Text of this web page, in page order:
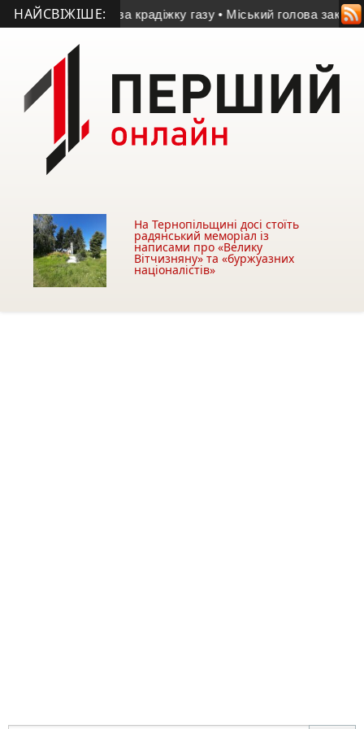
НАЙСВІЖІШЕ:
за крадіжку газу • Міський голова закликав
На Тернопільщині досі стоїть
радянський меморіал із
написами про «Велику
Вітчизняну» та «буржуазних
націоналістів»